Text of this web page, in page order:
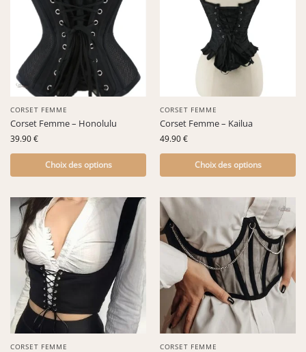
CORSET FEMME
Corset Femme – Honolulu
39.90€
Choix des options
CORSET FEMME
Corset Femme – Kailua
49.90€
Choix des options
CORSET FEMME CORSET FEMME